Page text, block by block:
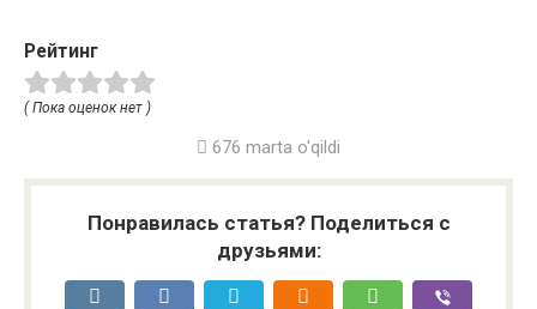
Рейтинг
( Пока оценок нет )
676 marta o'qildi
Понравилась статья? Поделиться с
друзьями: